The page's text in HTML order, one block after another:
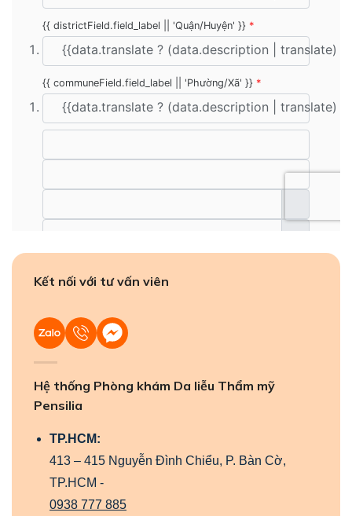
Kết nối với tư vấn viên
Hệ thống Phòng khám Da liễu Thẩm mỹ
Pensilia
TP.HCM:
413 – 415 Nguyễn Đình Chiểu, P. Bàn Cờ,
TP.HCM -
0938 777 885